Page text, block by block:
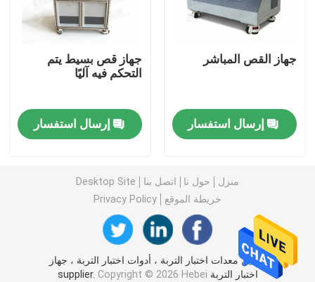
آلة اختبار الأسمنت
معدات اختبار سوائل الحفر
معدات اختبار الطلاء
معدات الاختبار البيئية
معدات الاختبار المعملية
جهاز القص المباشر
إرسال استفسار
جهاز قص بسيط يتم
التحكم فيه آليًا
إرسال استفسار
منزل حول نا اتصل بنا
Desktop Site
خريطة الموقع
Privacy Policy
الصين معدات اختبار التربة ، أدوات اختبار التربة ، جهاز
اختبار التربة supplier. Copyright © 2026 Hebei